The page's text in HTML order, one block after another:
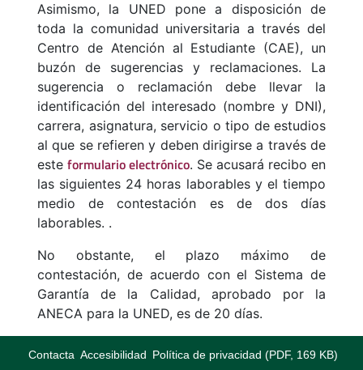
Asimismo, la UNED pone a disposición de
toda la comunidad universitaria a través del
Centro de Atención al Estudiante (CAE), un
buzón de sugerencias y reclamaciones. La
sugerencia o reclamación debe llevar la
identificación del interesado (nombre y DNI),
carrera, asignatura, servicio o tipo de estudios
al que se refieren y deben dirigirse a través de
este formulario electrónico. Se acusará recibo en
las siguientes 24 horas laborables y el tiempo
medio de contestación es de dos días
laborables. .
No obstante, el plazo máximo de
contestación, de acuerdo con el Sistema de
Garantía de la Calidad, aprobado por la
ANECA para la UNED, es de 20 días.
Contacta Accesibilidad Política de privacidad (PDF, 169 KB)